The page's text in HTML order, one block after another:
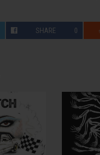
SHARE 0